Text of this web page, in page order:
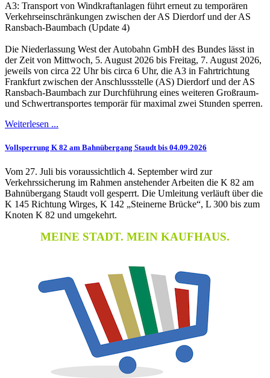
A3: Transport von Windkraftanlagen führt erneut zu temporären
Verkehrseinschränkungen zwischen der AS Dierdorf und der AS
Ransbach-Baumbach (Update 4)
Die Niederlassung West der Autobahn GmbH des Bundes lässt in
der Zeit von Mittwoch, 5. August 2026 bis Freitag, 7. August 2026,
jeweils von circa 22 Uhr bis circa 6 Uhr, die A3 in Fahrtrichtung
Frankfurt zwischen der Anschlussstelle (AS) Dierdorf und der AS
Ransbach-Baumbach zur Durchführung eines weiteren Großraum-
und Schwertransportes temporär für maximal zwei Stunden sperren.
Weiterlesen ...
Vollsperrung K 82 am Bahnübergang Staudt bis 04.09.2026
Vom 27. Juli bis voraussichtlich 4. September wird zur
Verkehrssicherung im Rahmen anstehender Arbeiten die K 82 am
Bahnübergang Staudt voll gesperrt. Die Umleitung verläuft über die
K 145 Richtung Wirges, K 142 „Steinerne Brücke“, L 300 bis zum
Knoten K 82 und umgekehrt.
MEINE STADT. MEIN KAUFHAUS.